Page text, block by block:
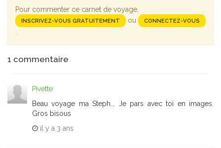
Pour commenter ce carnet de voyage,
INSCRIVEZ-VOUS GRATUITEMENT ou CONNECTEZ-VOUS
1 commentaire
Pivette
Beau voyage ma Steph... Je pars avec toi en images.
Gros bisous
il y a 3 ans